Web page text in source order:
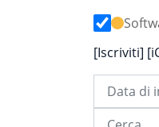
[Iscriviti]
Data di
Cerca